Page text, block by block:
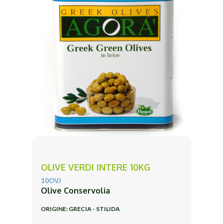
OLIVE VERDI INTERE 10KG
10OVJ
Olive Conservolia
ORIGINE: GRECIA - STILIDA